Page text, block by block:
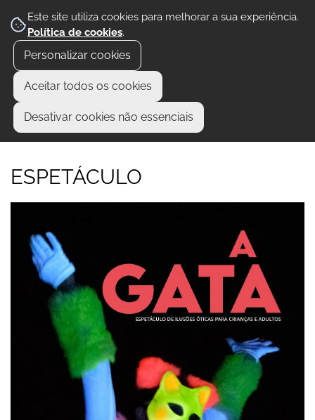
Este site utiliza cookies para melhorar a sua experiência.
Política de cookies.
Personalizar cookies
Aceitar todos os cookies
Desativar cookies não essenciais
ESPETÁCULO